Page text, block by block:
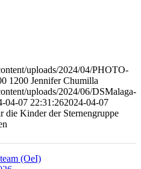
uploads/2024/04/PHOTO-
1200 Jennifer Chumilla
uploads/2024/06/DSMalaga-
04-07 22:31:262024-04-07
die Kinder der Sternengruppe
(OeI)